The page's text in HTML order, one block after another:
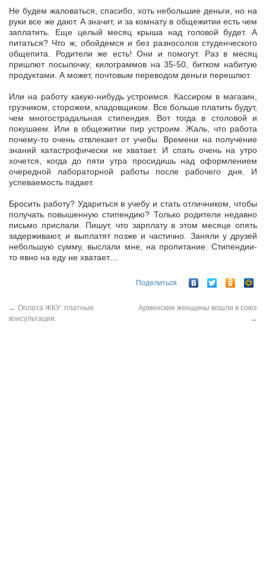
Не будем жаловаться, спасибо, хоть небольшие деньги, но на
руки все же дают. А значит, и за комнату в общежитии есть чем
заплатить. Еще целый месяц крыша над головой будет. А
питаться? Что ж, обойдемся и без разносолов студенческого
общепита. Родители же есть! Они и помогут. Раз в месяц
пришлют посылочку, килограммов на 35-50, битком набитую
продуктами. А может, почтовым переводом деньги перешлют.
Или на работу какую-нибудь устроимся. Кассиром в магазин,
грузчиком, сторожем, кладовщиком. Все больше платить будут,
чем многострадальная стипендия. Вот тогда в столовой и
покушаем. Или в общежитии пир устроим. Жаль, что работа
почему-то очень отвлекает от учебы. Времени на получение
знаний катастрофически не хватает. И спать очень на утро
хочется, когда до пяти утра просидишь над оформлением
очередной лабораторной работы после рабочего дня. И
успеваемость падает.
Бросить работу? Удариться в учебу и стать отличником, чтобы
получать повышенную стипендию? Только родители недавно
письмо прислали. Пишут, что зарплату в этом месяце опять
задерживают, и выплатят позже и частично. Заняли у друзей
небольшую сумму, выслали мне, на пропитание. Стипендии-
то явно на еду не хватает…
Поделиться
← Оплата ЖКУ: платные
консультации.
Армянские женщины вошли в союз
→